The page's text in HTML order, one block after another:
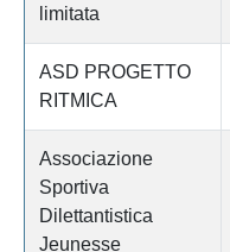
limitata
ASD PROGETTO
RITMICA
Associazione
Sportiva
Dilettantistica
Jeunesse